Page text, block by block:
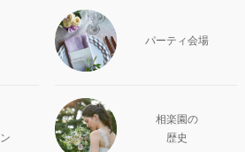
パーティ会場
相楽園の
歴史